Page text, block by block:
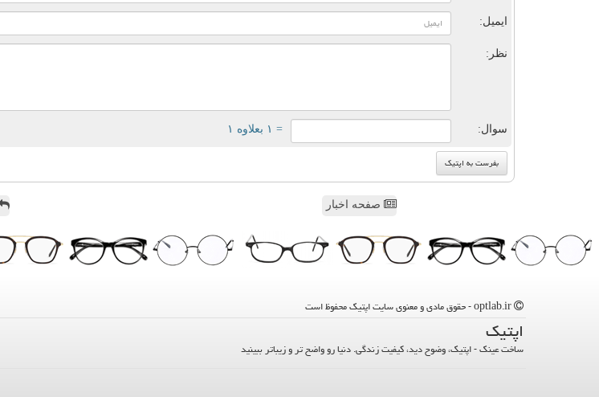
ایمیل:
نظر:
سوال: = ۱ بعلاوه ۱
صفحه اخبار
اپتیك
ساخت عینک - اپتیک، وضوح دید، کیفیت زندگی. دنیا رو واضح تر و زیباتر ببینید